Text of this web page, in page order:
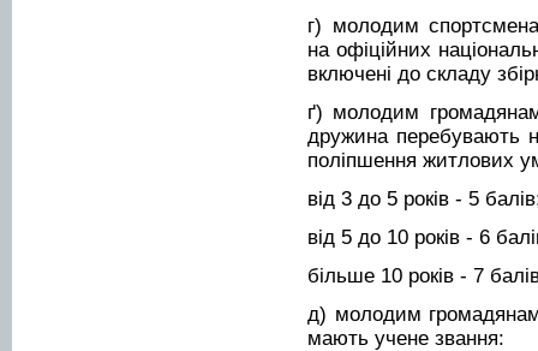
г) молодим
на офіційних
включені до складу
ґ) молодим
дружина перебувають
поліпшення житлових
від 3 до 5 років - 5
від 5 до 10 років - 6
більше 10 років - 7
д) молодим
мають учене звання: